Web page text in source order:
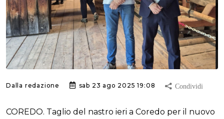
Dalla redazione sab 23 ago 2025 19:08
COREDO. Taglio del nastro ieri a Coredo per il nuovo